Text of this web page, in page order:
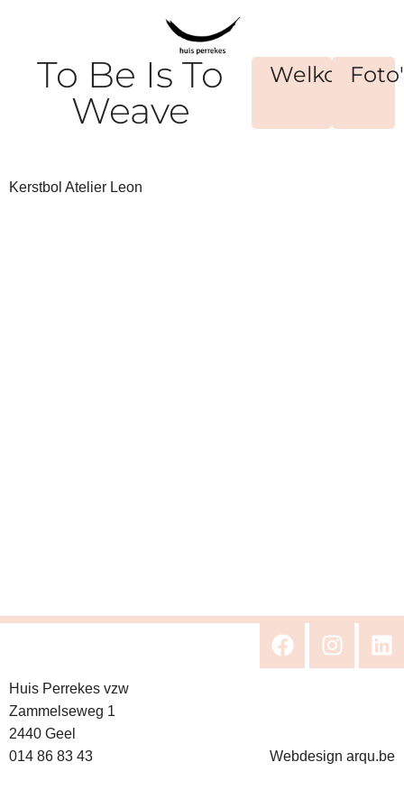
To Be Is To
Weave
Welkom
Kerstbol Atelier Leon
Huis Perrekes vzw
Zammelseweg 1
2440 Geel
014 86 83 43
Webdesign arqu.be